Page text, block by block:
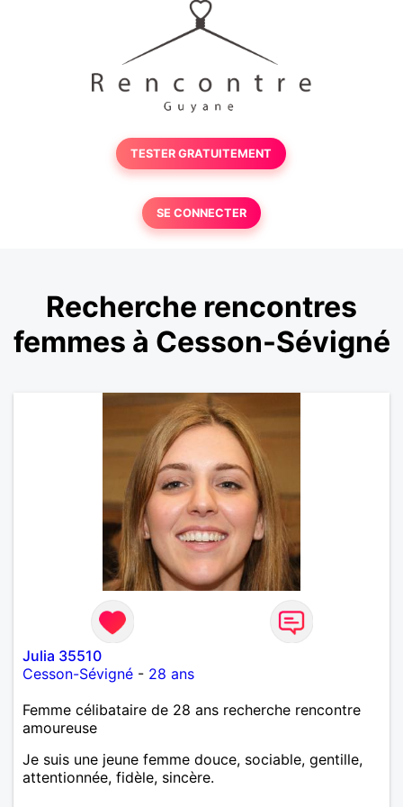
TESTER GRATUITEMENT
SE CONNECTER
Recherche rencontres
femmes à Cesson-Sévigné
Julia 35510
Cesson-Sévigné - 28 ans
Femme célibataire de 28 ans recherche rencontre
amoureuse
Je suis une jeune femme douce, sociable, gentille,
attentionnée, fidèle, sincère.